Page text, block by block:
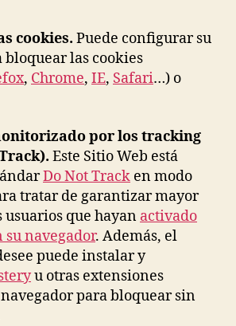
cookies. Puede configurar su
bloquear las cookies
, Chrome, IE, Safari…) o
por los tracking
Este Sitio Web está
Do Not Track en modo
tratar de garantizar mayor
que hayan activado
su navegador. Además, el
puede instalar y
u otras extensiones
para bloquear sin